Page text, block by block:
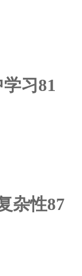
习81
杂性87